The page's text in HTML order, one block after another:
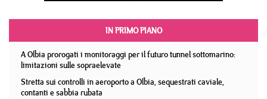
IN PRIMO PIANO
A Olbia prorogati i monitoraggi per il futuro tunnel sottomarino:
limitazioni sulle sopraelevate
Stretta sui controlli in aeroporto a Olbia, sequestrati caviale,
contanti e sabbia rubata